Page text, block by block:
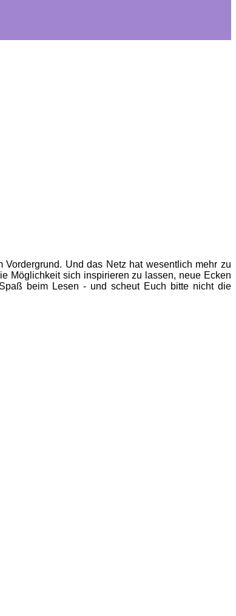
Vordergrund. Und das Netz hat wesentlich mehr zu
Möglichkeit sich inspirieren zu lassen, neue Ecken
beim Lesen - und scheut Euch bitte nicht die